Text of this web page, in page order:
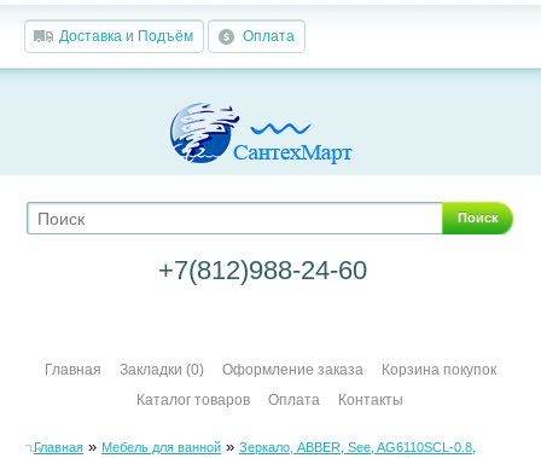
Доставка и Подъём Оплата
Поиск
+7(812)988-24-60
Главная Закладки (0) Оформление заказа
Корзина покупок
Каталог товаров
Оплата Контакты
Главная» Мебель для ванной» Зеркало, ABBER, See, AG6110SCL-0.8,